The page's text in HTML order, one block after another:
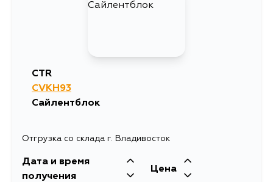
CTR
CVKH93
Сайлентблок
Отгрузка со склада г. Владивосток
Дата и время
получения
Цена